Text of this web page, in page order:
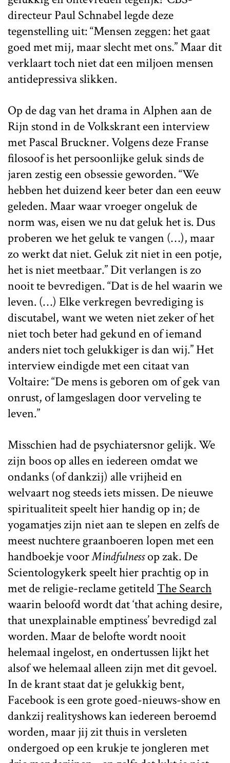
directeur Paul Schnabel legde deze
tegenstelling uit: “Mensen zeggen: het gaat
goed met mij, maar slecht met ons.” Maar dit
verklaart toch niet dat een miljoen mensen
antidepressiva slikken.
Op de dag van het drama in Alphen aan de
Rijn stond in de Volkskrant een interview
met Pascal Bruckner. Volgens deze Franse
filosoof is het persoonlijke geluk sinds de
jaren zestig een obsessie geworden. “We
hebben het duizend keer beter dan een eeuw
geleden. Maar waar vroeger ongeluk de
norm was, eisen we nu dat geluk het is. Dus
proberen we het geluk te vangen (…), maar
zo werkt dat niet. Geluk zit niet in een potje,
het is niet meetbaar.” Dit verlangen is zo
nooit te bevredigen. “Dat is de hel waarin we
leven. (…) Elke verkregen bevrediging is
discutabel, want we weten niet zeker of het
niet toch beter had gekund en of iemand
anders niet toch gelukkiger is dan wij.” Het
interview eindigde met een citaat van
Voltaire: “De mens is geboren om of gek van
onrust, of lamgeslagen door verveling te
leven.”
Misschien had de psychiatersnor gelijk. We
zijn boos op alles en iedereen omdat we
ondanks (of dankzij) alle vrijheid en
welvaart nog steeds iets missen. De nieuwe
spiritualiteit speelt hier handig op in; de
yogamatjes zijn niet aan te slepen en zelfs de
meest nuchtere graanboeren lopen met een
handboekje voorMindfulnessop zak. De
Scientologykerk speelt hier prachtig op in
met de religie-reclame getiteldThe Search
waarin beloofd wordt dat ‘that aching desire,
that unexplainable emptiness’ bevredigd zal
worden. Maar de belofte wordt nooit
helemaal ingelost, en ondertussen lijkt het
alsof we helemaal alleen zijn met dit gevoel.
In de krant staat dat je gelukkig bent,
Facebook is een grote goed-nieuws-show en
dankzij realityshows kan iedereen beroemd
worden, maar jij zit thuis in versleten
ondergoed op een krukje te jongleren met